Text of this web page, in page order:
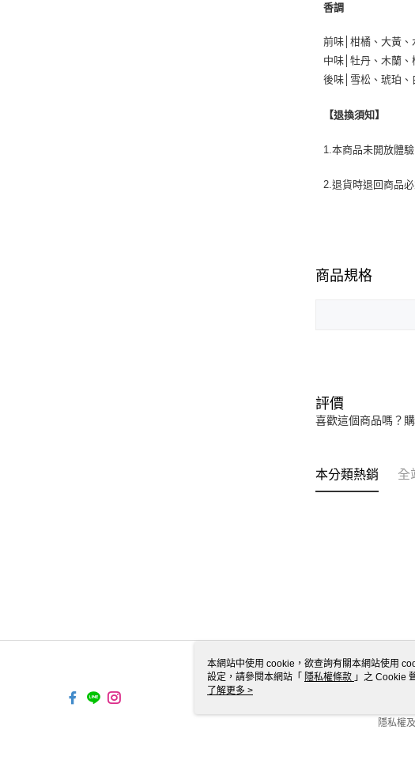
香調
前味│柑橘、大黃、
中味│牡丹、木蘭、
後味│雪松、琥珀、
【退換須知】
1.本商品未開放體
2.退貨時退回商品
商品規格
評價
喜歡這個商品嗎？
本分類熱銷 全
關於
隱私權
本網站中使用 cookie，欲查詢有關本網站使用
設定，請參閱本網站「 隱私權條款 」之 Cookie
使用 cookie。
了解更多 >